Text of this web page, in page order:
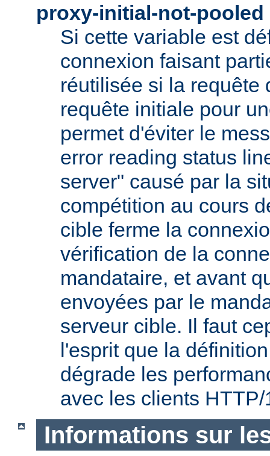
proxy-initial-not-pooled
Si cette variable est
connexion faisant
réutilisée si la requête
requête initiale pour
permet d'éviter le
error reading status
server" causé par la
compétition au cours
cible ferme la
vérification de la
mandataire, et avant
envoyées par le
serveur cible. Il faut
l'esprit que la
dégrade les
avec les clients HTTP/
Informations sur